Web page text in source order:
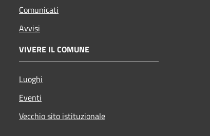
Comunicati
Avvisi
VIVERE IL COMUNE
Luoghi
Eventi
Vecchio sito istituzionale